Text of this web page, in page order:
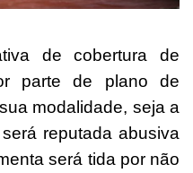
de cobertura de
parte de plano de
modalidade, seja a
reputada abusiva
será tida por não